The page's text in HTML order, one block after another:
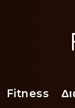
Fitness